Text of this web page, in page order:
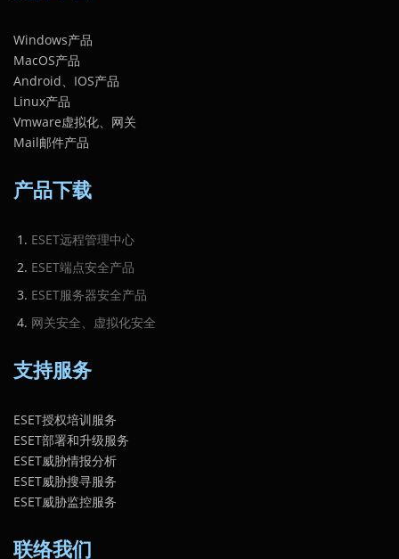
Windows产品
MacOS产品
Android、IOS产品
Linux产品
Vmware虚拟化、网关
Mail邮件产品
产品下载
ESET远程管理中心
ESET端点安全产品
ESET服务器安全产品
网关安全、虚拟化安全
支持服务
ESET授权培训服务
ESET部署和升级服务
ESET威胁情报分析
ESET威胁搜寻服务
ESET威胁监控服务
联络我们